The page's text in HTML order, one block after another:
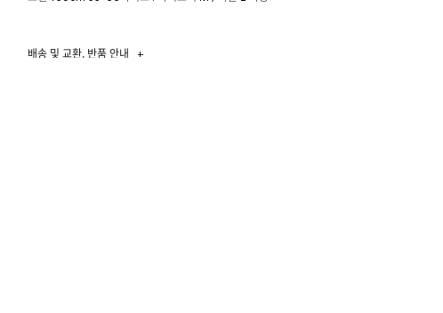
배송 및 교환, 반품 안내 +